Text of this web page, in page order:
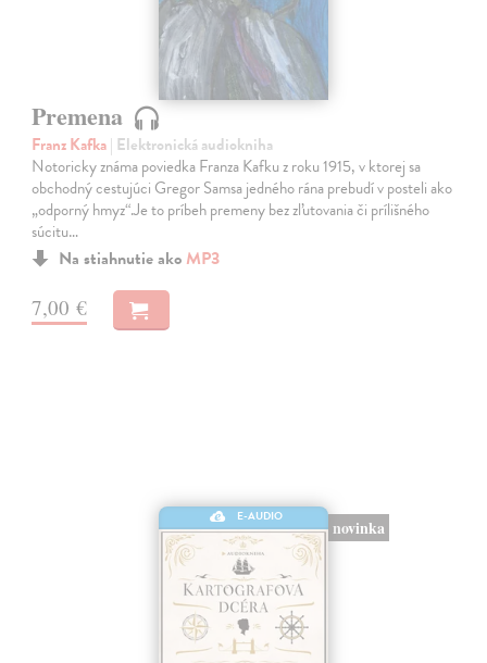
Premena
Franz Kafka| Elektronická audiokniha
Notoricky známa poviedka Franza Kafku z roku 1915, v ktorej sa
obchodný cestujúci Gregor Samsa jedného rána prebudí v posteli ako
„odporný hmyz“.Je to príbeh premeny bez zľutovania či prílišného
súcitu…
Na stiahnutie ako MP3
7,00 €
E-AUDIO
novinka